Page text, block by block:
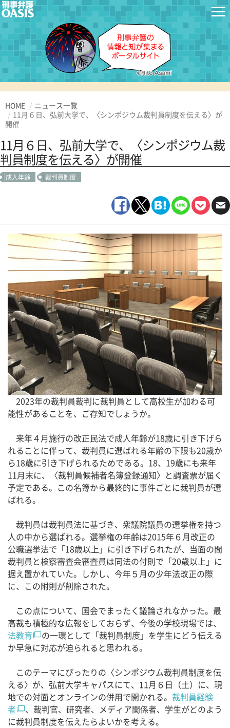
HOME
ニュース一覧
11月６日、弘前大学で、〈シンポジウム裁判員制度を伝える〉が
開催
11月６日、弘前大学で、〈シンポジウム裁
判員制度を伝える〉が開催
成人年齢 裁判員制度
2023年の裁判員裁判に裁判員として高校生が加わる可
能性があることを、ご存知でしょうか。
来年４月施行の改正民法で成人年齢が18歳に引き下げら
れることに伴って、裁判員に選ばれる年齢の下限も20歳か
ら18歳に引き下げられるためである。18、19歳にも来年
11月末に、〈裁判員候補者名簿登録通知〉と調査票が届く
予定である。この名簿から最終的に事件ごとに裁判員が選
ばれる。
裁判員は裁判員法に基づき、衆議院議員の選挙権を持つ
人の中から選ばれる。選挙権の年齢は2015年６月改正の
公職選挙法で「18歳以上」に引き下げられたが、当面の間
裁判員と検察審査会審査員は同法の付則で「20歳以上」に
据え置かれていた。しかし、今年５月の少年法改正の際
に、この附則が削除された。
この点について、国会でまったく議論されなかった。最
高裁も積極的な広報をしておらず、今後の学校現場では、
法教育
の一環として「裁判員制度」を学生にどう伝える
か早急に対応が迫られると思われる。
このテーマにぴったりの〈シンポジウム裁判員制度を伝
える〉が、弘前大学キャパスにて、11月６日（土）に、現
地での対面とオンラインの併用で開かれる。 裁判員経験
者
、裁判官、研究者、メディア関係者、学生がどのよう
に裁判員制度を伝えたらよいかを考える。